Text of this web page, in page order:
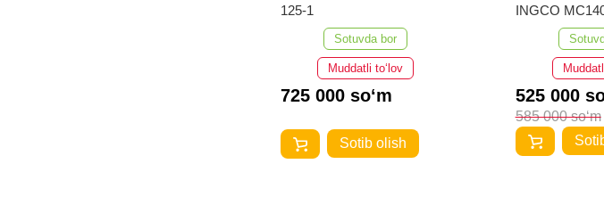
125-1
Sotuvda bor
Muddatli to‘lov
725 000 so‘m
Sotib olish
INGCO
525 000
585 000 so‘m